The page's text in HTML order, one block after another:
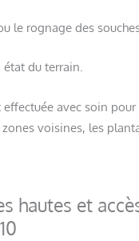
le rognage des
état du terrain.
avec soin
voisines, les
hautes et